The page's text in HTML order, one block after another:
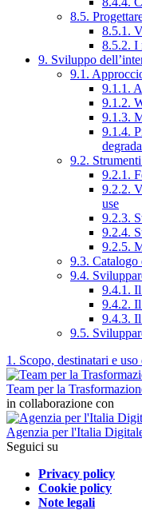
8.5.
8.5.1.
8.5.2. I
9. Sviluppo
9.1.
9.1.1.
9.1.2.
9.1.3.
9.1.4.
9.2.
9.2.1.
9.2.2.
use
9.2.3.
9.2.4.
9.2.5.
9.3. Catalogo
9.4.
9.4.1.
9.4.2.
9.4.3.
9.5.
1. Scopo, destinatari e
Team per la
in collaborazione con
Agenzia per l'Italia
Seguici su
Privacy policy
Cookie policy
Note legali